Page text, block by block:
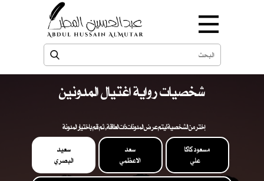
شخصيات رواية اغتيال المدونين
إختر من الشخصية ليتم عرض المدونات ذات العلاقة , ثم قم باختيار المدونة
سعيد
البصري
سعد
الاعظمي
مسعود كاكا
علي